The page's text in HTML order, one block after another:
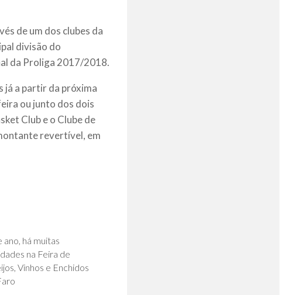
de um dos clubes da
divisão do
da Proliga 2017/2018.
já a partir da próxima
ou junto dos dois
Club e o Clube de
revertível, em
ano, há muitas
na Feira de
Vinhos e Enchidos